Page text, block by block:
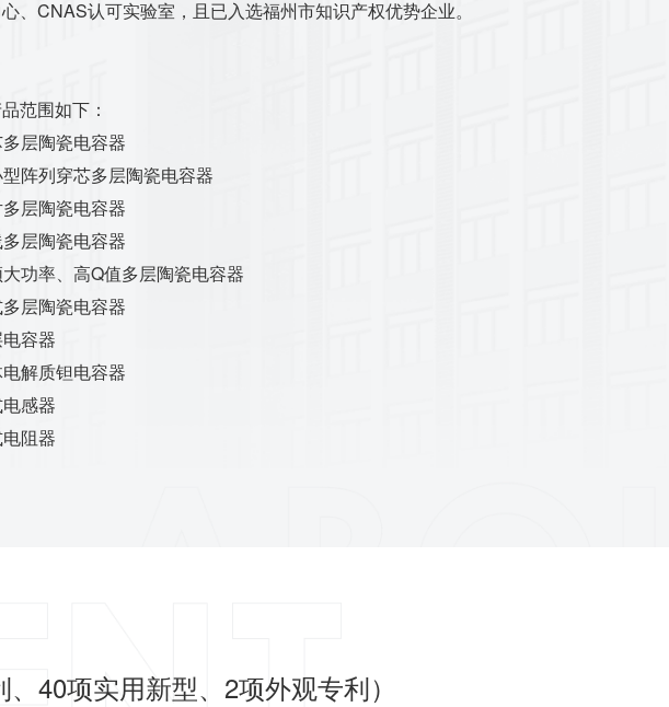
、CNAS认可实验室，且已入选福州市知识产权优势企业。
范围如下：
层陶瓷电容器
阵列穿芯多层陶瓷电容器
层陶瓷电容器
层陶瓷电容器
功率、高Q值多层陶瓷电容器
层陶瓷电容器
容器
解质钽电容器
感器
阻器
40项实用新型、2项外观专利）